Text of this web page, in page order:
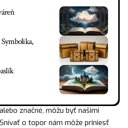
značné, môžu byť našimi
o topor nám môže priniesť